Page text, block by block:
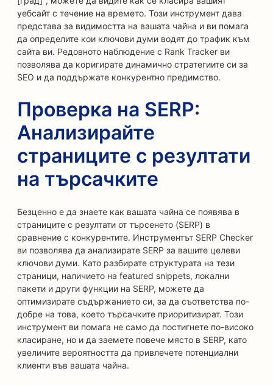
уебсайт с течение на времето. Този инструмент дава
представа за видимостта на вашата чайна и ви помага
да определите кои ключови думи водят до трафик към
сайта ви. Редовното наблюдение с Rank Tracker ви
позволява да коригирате динамично стратегиите си за
SEO и да поддържате конкурентно предимство.
Проверка на SERP:
Анализирайте
страниците с резултати
на търсачките
Безценно е да знаете как вашата чайна се появява в
страниците с резултати от търсенето (SERP) в
сравнение с конкурентите. Инструментът SERP Checker
ви позволява да анализирате SERP за вашите целеви
ключови думи. Като разбирате структурата на тези
страници, наличието на featured snippets, локални
пакети и други функции на SERP, можете да
оптимизирате съдържанието си, за да съответства по-
добре на това, което търсачките приоритизират. Този
инструмент ви помага не само да постигнете по-високо
класиране, но и да заемете повече място в SERP, като
увеличите вероятността да привлечете потенциални
клиенти във вашата чайна.